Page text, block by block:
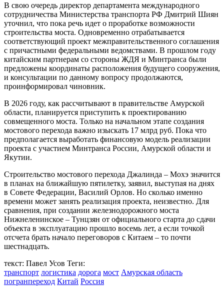
В свою очередь директор департамента международного
сотрудничества Министерства транспорта РФ Дмитрий Шиян
уточнил, что пока речь идет о проработке возможности
строительства моста. Одновременно отрабатывается
соответствующий проект межправительственного соглашения
с причастными федеральными ведомствами. В прошлом году
китайским партнерам со стороны ЖДЯ и Минтранса были
предложены координаты расположения будущего сооружения,
и консультации по данному вопросу продолжаются,
проинформировал чиновник.
В 2026 году, как рассчитывают в правительстве Амурской
области, планируется приступить к проектированию
совмещенного моста. Только на начальном этапе создания
мостового перехода важно изыскать 17 млрд руб. Пока что
предполагается выработать финансовую модель реализации
проекта с участием Минтранса России, Амурской области и
Якутии.
Строительство мостового перехода Джалинда – Мохэ значится
в планах на ближайшую пятилетку, заявил, выступая на днях
в Совете Федерации, Василий Орлов. Но сколько именно
времени может занять реализация проекта, неизвестно. Для
сравнения, при создании железнодорожного моста
Нижнеленинское – Тунцзян от официального старта до сдачи
объекта в эксплуатацию прошло восемь лет, а если точкой
отсчета брать начало переговоров с Китаем – то почти
шестнадцать.
текст: Павел Усов Теги:
транспорт логистика дорога мост Амурская область
погранпереход Китай Россия